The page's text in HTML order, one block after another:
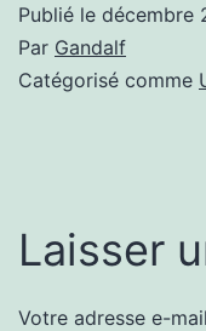
Publié le décembre
Par Gandalf
Catégorisé comme
Laisser
Votre adresse e-